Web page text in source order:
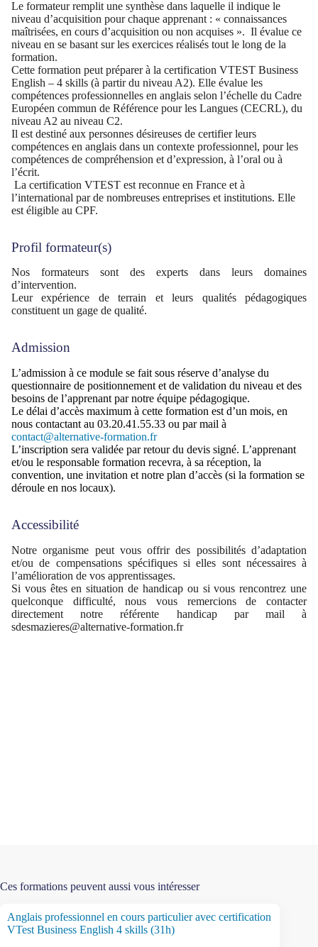
Le formateur remplit une synthèse dans laquelle il indique le
niveau d’acquisition pour chaque apprenant : « connaissances
maîtrisées, en cours d’acquisition ou non acquises ». Il évalue ce
niveau en se basant sur les exercices réalisés tout le long de la
formation.
Cette formation peut préparer à la certification VTEST Business
English – 4 skills (à partir du niveau A2). Elle évalue les
compétences professionnelles en anglais selon l’échelle du Cadre
Européen commun de Référence pour les Langues (CECRL), du
niveau A2 au niveau C2.
Il est destiné aux personnes désireuses de certifier leurs
compétences en anglais dans un contexte professionnel, pour les
compétences de compréhension et d’expression, à l’oral ou à
l’écrit.
La certification VTEST est reconnue en France et à
l’international par de nombreuses entreprises et institutions. Elle
est éligible au CPF.
Profil formateur(s)
Nos formateurs sont des experts dans leurs domaines
d’intervention.
Leur expérience de terrain et leurs qualités pédagogiques
constituent un gage de qualité.
Admission
L’admission à ce module se fait sous réserve d’analyse du
questionnaire de positionnement et de validation du niveau et des
besoins de l’apprenant par notre équipe pédagogique.
Le délai d’accès maximum à cette formation est d’un mois, en
nous contactant au 03.20.41.55.33 ou par mail à
contact@alternative-formation.fr
L’inscription sera validée par retour du devis signé. L’apprenant
et/ou le responsable formation recevra, à sa réception, la
convention, une invitation et notre plan d’accès (si la formation se
déroule en nos locaux).
Accessibilité
Notre organisme peut vous offrir des possibilités d’adaptation
et/ou de compensations spécifiques si elles sont nécessaires à
l’amélioration de vos apprentissages.
Si vous êtes en situation de handicap ou si vous rencontrez une
quelconque difficulté, nous vous remercions de contacter
directement notre référente handicap par mail à
sdesmazieres@alternative-formation.fr
Ces formations peuvent aussi vous intéresser
Anglais professionnel en cours particulier avec certification
VTest Business English 4 skills (31h)